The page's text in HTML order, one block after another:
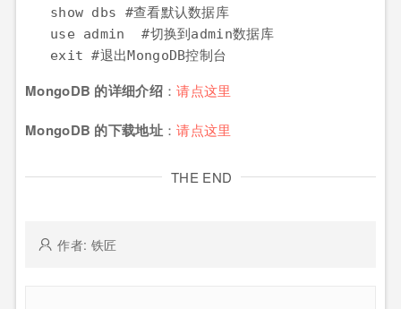
   show dbs #查看默认数据库
   use admin  #切换到admin数据库
   exit #退出MongoDB控制台
MongoDB 的详细介绍：请点这里
MongoDB 的下载地址：请点这里
THE END
作者: 铁匠